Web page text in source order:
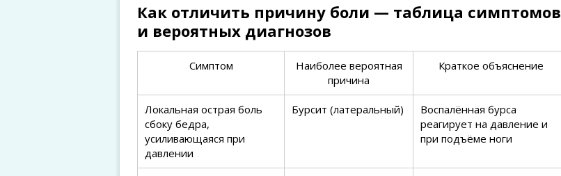
Как отличить причину боли — таблица симптомов
и вероятных диагнозов
Симптом
Наиболее вероятная
причина
Краткое объяснение
Локальная острая боль
сбоку бедра,
усиливающаяся при
давлении
Бурсит (латеральный)
Воспалённая бурса
реагирует на давление и
при подъёме ноги